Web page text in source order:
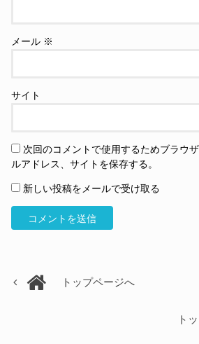
メール ※
サイト
次回のコメントで使用するためブラウ
ルアドレス、サイトを保存する。
新しい投稿をメールで受け取る
トップページへ
ト